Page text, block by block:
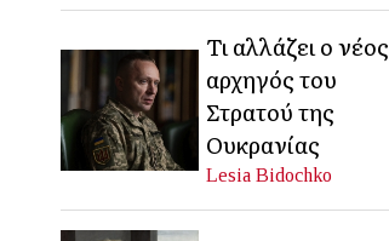
Τι αλλάζει ο νέος
αρχηγός του
Στρατού της
Ουκρανίας
Lesia Bidochko